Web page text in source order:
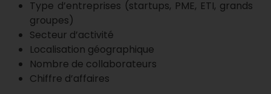
Type d’entreprises (startups, PME, ETI, grands
groupes)
Secteur d’activité
Localisation géographique
Nombre de collaborateurs
Chiffre d’affaires